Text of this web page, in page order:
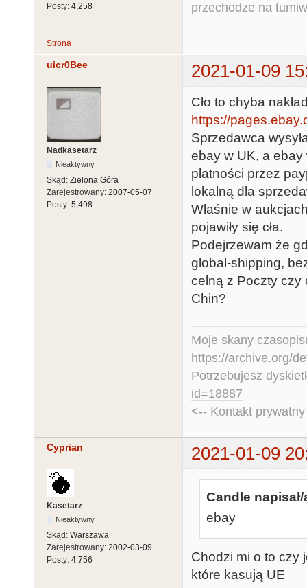
Posty: 4,258 przechodze na
Strona
uicr0Bee 2021-01-09
Nadkasetarz
Nieaktywny
Skąd: Zielona Góra
Zarejestrowany: 2007-05-07
Posty: 5,498
Cło to chyba
https://
Sprzedawca
ebay w UK, a ebay
płatności przez
lokalną dla
Właśnie w
pojawiły się cła.
Podejrzewam że
global-shipping,
celną z Poczty czy
Chin?
Moje skany
https://archive.org/
Potrzebujesz
id=18887
<-- Kontakt
Cyprian 2021-01-09
Kasetarz
Nieaktywny
Skąd: Warszawa
Zarejestrowany: 2002-03-09
Posty: 4,756
Candle napisał/
ebay
Chodzi mi o to czy
które kasują UE